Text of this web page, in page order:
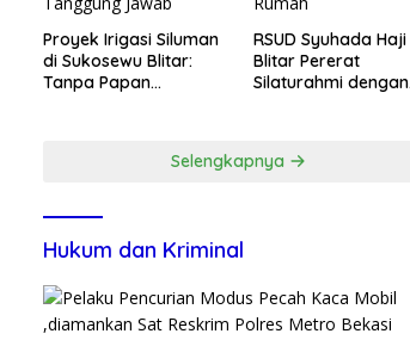
Proyek Irigasi Siluman
di Sukosewu Blitar:
Tanpa Papan
RSUD Syuhada Haji
Blitar Pererat
Silaturahmi dengan
Selengkapnya
Hukum dan Kriminal